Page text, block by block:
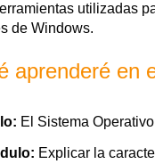
utilizadas
de Windows.
aprenderé en
El Sistema
Explicar la